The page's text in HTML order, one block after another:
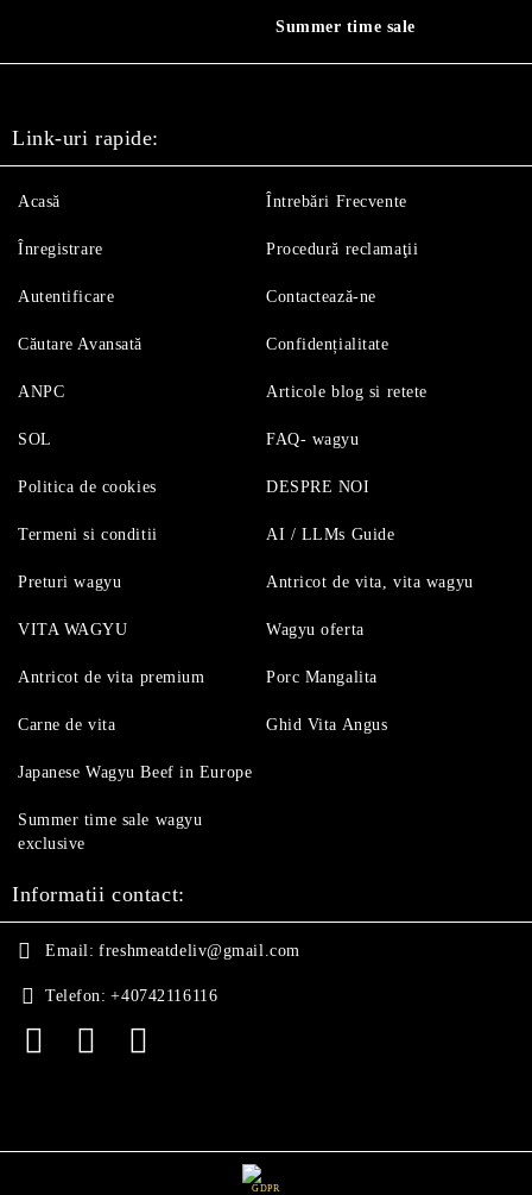
Summer time sale
Link-uri rapide:
Acasă
Înregistrare
Autentificare
Căutare Avansată
Întrebări Frecvente
Procedură reclamaţii
Contactează-ne
Confidențialitate
ANPC
SOL
Politica de cookies
Termeni si conditii
Articole blog si retete
FAQ- wagyu
DESPRE NOI
AI / LLMs Guide
Preturi wagyu
VITA WAGYU
Antricot de vita premium
Carne de vita
Antricot de vita, vita wagyu
Wagyu oferta
Porc Mangalita
Ghid Vita Angus
Japanese Wagyu Beef in Europe
Summer time sale wagyu
exclusive
Informatii contact:
Email: freshmeatdeliv@gmail.com
Telefon: +40742116116
GDPR